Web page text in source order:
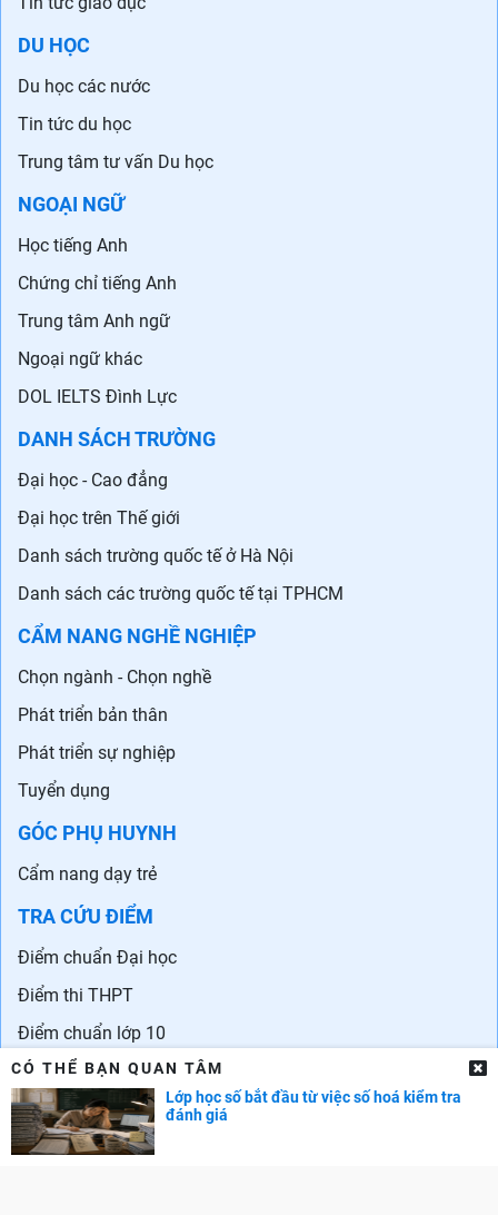
DU HỌC
Du học các nước
Tin tức du học
Trung tâm tư vấn Du học
NGOẠI NGỮ
Học tiếng Anh
Chứng chỉ tiếng Anh
Trung tâm Anh ngữ
Ngoại ngữ khác
DOL IELTS Đình Lực
DANH SÁCH TRƯỜNG
Đại học - Cao đẳng
Đại học trên Thế giới
Danh sách trường quốc tế ở Hà Nội
Danh sách các trường quốc tế tại TPHCM
CẨM NANG NGHỀ NGHIỆP
Chọn ngành - Chọn nghề
Phát triển bản thân
Phát triển sự nghiệp
Tuyển dụng
GÓC PHỤ HUYNH
Cẩm nang dạy trẻ
TRA CỨU ĐIỂM
Điểm chuẩn Đại học
Điểm thi THPT
Điểm chuẩn lớp 10
CÓ THỂ BẠN QUAN TÂM
Lớp học số bắt đầu từ việc số hoá kiểm tra
đánh giá